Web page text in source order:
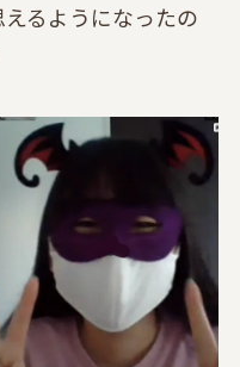
るようになったの